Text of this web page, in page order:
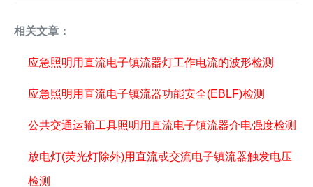
相关文章：
应急照明用直流电子镇流器灯工作电流的波形检测
应急照明用直流电子镇流器功能安全(EBLF)检测
公共交通运输工具照明用直流电子镇流器介电强度检测
放电灯(荧光灯除外)用直流或交流电子镇流器触发电压
检测